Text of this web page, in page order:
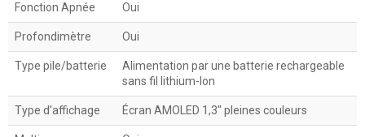
Fonction Apnée Oui
Profondimètre Oui
Type pile/batterie
Alimentation par une batterie rechargeable
sans fil lithium-Ion
Type d'affichage Écran AMOLED 1,3" pleines couleurs